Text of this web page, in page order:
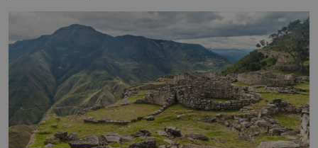
mohlo jít o návštěvu ze světa duchů. Záhadný
záznam okamžitě rozpoutal deb